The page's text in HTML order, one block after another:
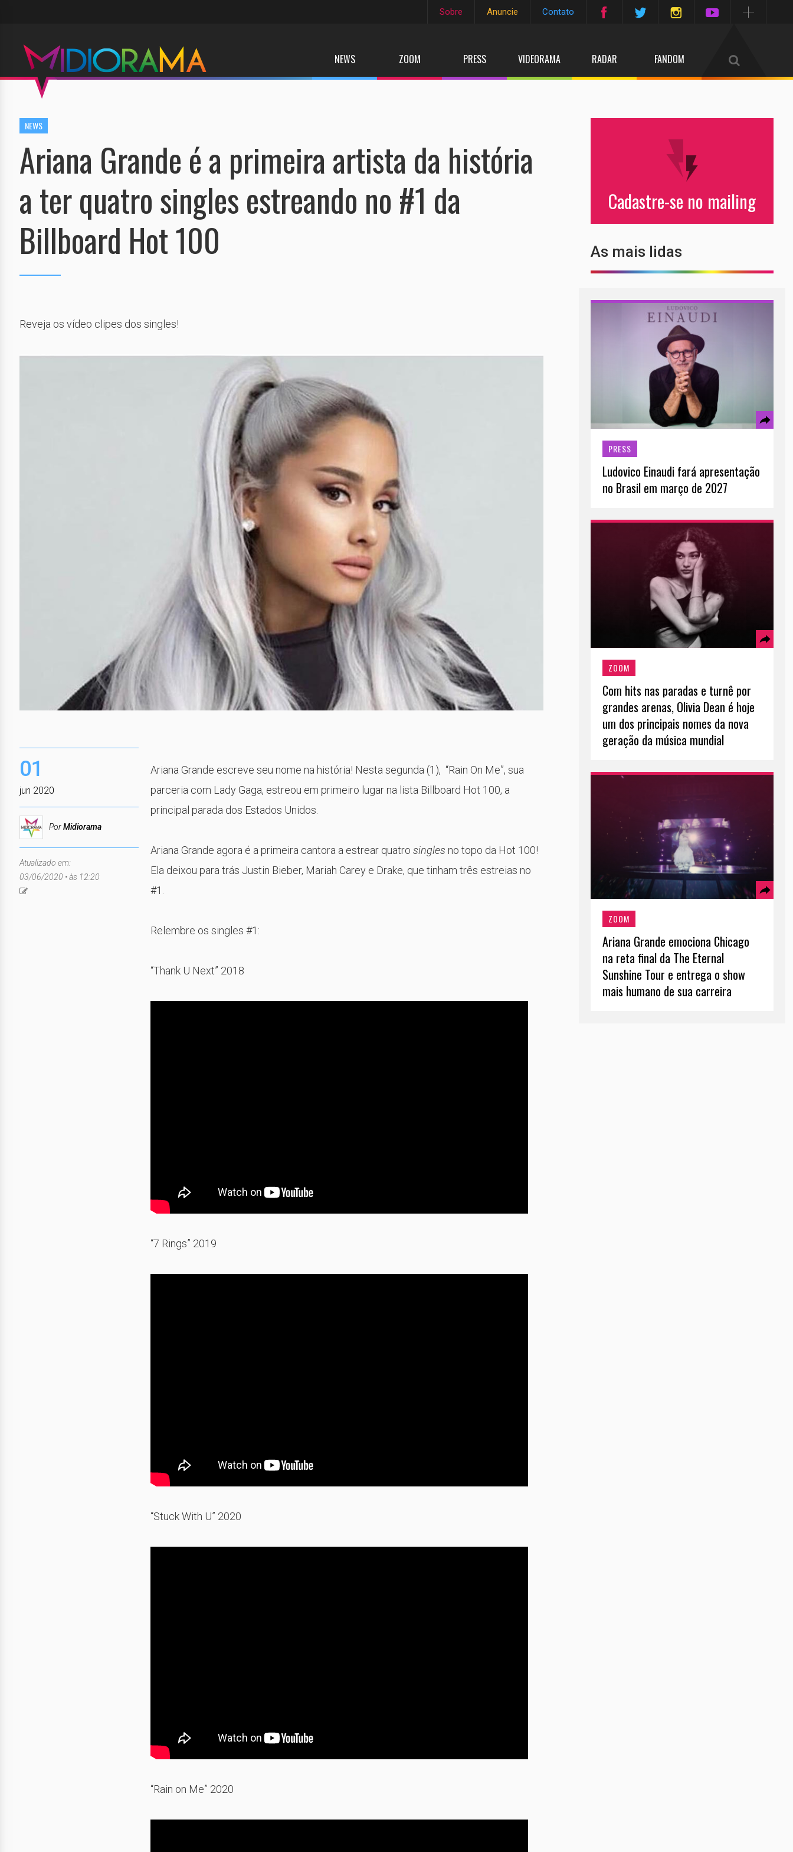
Sobre Anuncie Contato
NEWS ZOOM PRESS VIDEORAMA RADAR FANDOM
Cadastre-se no mailing
As mais lidas
PRESS
Ludovico Einaudi fará apresentação
no Brasil em março de 2027
ZOOM
Com hits nas paradas e turnê por
grandes arenas, Olivia Dean é hoje
um dos principais nomes da nova
geração da música mundial
ZOOM
Ariana Grande emociona Chicago
na reta final da The Eternal
Sunshine Tour e entrega o show
mais humano de sua carreira
NEWS
Ariana Grande é a primeira artista da história
a ter quatro singles estreando no #1 da
Billboard Hot 100
Reveja os vídeo clipes dos singles!
01
jun 2020
PorMidiorama
Atualizado em:
03/06/2020 • às 12:20
Ariana Grande escreve seu nome na história! Nesta segunda (1), “Rain On Me”, sua
parceria com Lady Gaga, estreou em primeiro lugar na lista Billboard Hot 100, a
principal parada dos Estados Unidos.
Ariana Grande agora é a primeira cantora a estrear quatro singles no topo da Hot 100!
Ela deixou para trás Justin Bieber, Mariah Carey e Drake, que tinham três estreias no
#1.
Relembre os singles #1:
“Thank U Next” 2018
“7 Rings” 2019
“Stuck With U” 2020
“Rain on Me” 2020